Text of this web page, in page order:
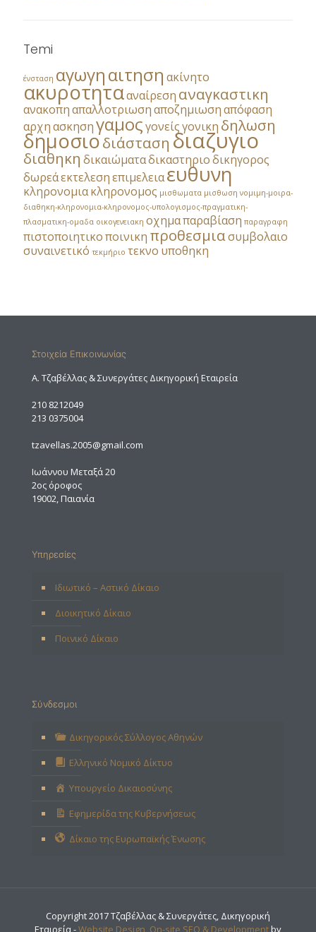
Temi
ένσταση αγωγηαιτηση ακίνητο
ακυροτητααναίρεση αναγκαστικη
ανακοπηαπαλλοτριωσηαποζημιωσηαπόφαση
αρχηασκησηγαμοςγονείςγονικη δηλωση
δημοσιοδιάσταση διαζυγιο
διαθηκη δικαιώματαδικαστηριοδικηγορος
δωρεάεκτελεσηεπιμελειαευθυνη
κληρονομιακληρονομος μισθωματα μισθωση νομιμη-μοιρα-
διαθηκη-κληρονομια-κληρονομος-υπολογισμος-πραγματικη-
πλασματικη-ομαδα οικογενειακη οχημαπαραβίαση παραγραφη
πιστοποιητικοποινικη προθεσμιασυμβολαιο
συναινετικό τεκμήριο τεκνο υποθηκη
Στοιχεία Επικοινωνίας
A. Τζαβέλλας & Συνεργάτες Δικηγορική Εταιρεία
210 8212049
213 0375004
tzavellas.2005@gmail.com
Ιωάννου Μεταξά 20
2ος όροφος
19002, Παιανία
Υπηρεσίες
Ιδιωτικό – Αστικό Δίκαιο
Διοικητικό Δίκαιο
Ποινικό Δίκαιο
Σύνδεσμοι
Δικηγορικός Σύλλογος Αθηνών
Ελληνικό Νομικό Δίκτυο
Υπουργείο Δικαιοσύνης
Εφημερίδα της Κυβερνήσεως
Δίκαιο της Ευρωπαϊκής Ένωσης
Copyright 2017 Τζαβέλλας & Συνεργάτες, Δικηγορική
Εταιρεία -Website Design, On-site SEO & Developmentby